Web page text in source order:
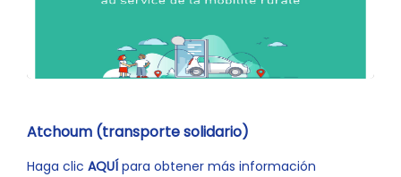
Atchoum (transporte solidario)
Haga clic AQUÍ para obtener más información